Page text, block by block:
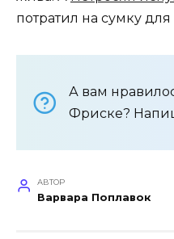
потратил на сумку
А вам
Фриске?
АВТОР
Варвара Поплавок